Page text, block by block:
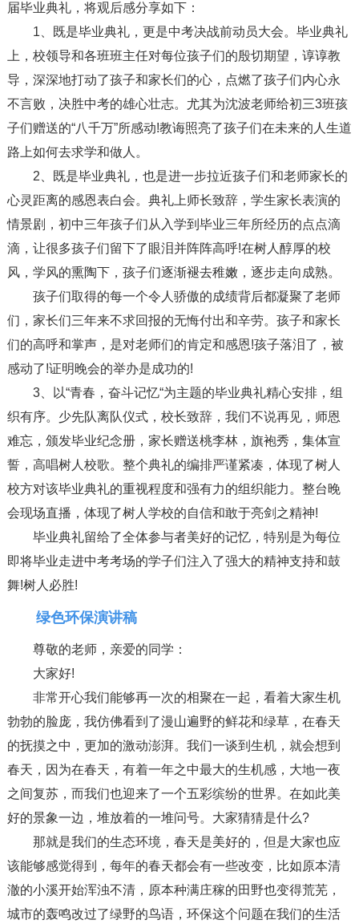
届毕业典礼，将观后感分享如下：
1、既是毕业典礼，更是中考决战前动员大会。毕业典礼
上，校领导和各班班主任对每位孩子们的殷切期望，谆谆教
导，深深地打动了孩子和家长们的心，点燃了孩子们内心永
不言败，决胜中考的雄心壮志。尤其为沈波老师给初三3班孩
子们赠送的“八千万”所感动!教诲照亮了孩子们在未来的人生道
路上如何去求学和做人。
2、既是毕业典礼，也是进一步拉近孩子们和老师家长的
心灵距离的感恩表白会。典礼上师长致辞，学生家长表演的
情景剧，初中三年孩子们从入学到毕业三年所经历的点点滴
滴，让很多孩子们留下了眼泪并阵阵高呼!在树人醇厚的校
风，学风的熏陶下，孩子们逐渐褪去稚嫩，逐步走向成熟。
孩子们取得的每一个令人骄傲的成绩背后都凝聚了老师
们，家长们三年来不求回报的无悔付出和辛劳。孩子和家长
们的高呼和掌声，是对老师们的肯定和感恩!孩子落泪了，被
感动了!证明晚会的举办是成功的!
3、以“青春，奋斗记忆“为主题的毕业典礼精心安排，组
织有序。少先队离队仪式，校长致辞，我们不说再见，师恩
难忘，颁发毕业纪念册，家长赠送桃李林，旗袍秀，集体宣
誓，高唱树人校歌。整个典礼的编排严谨紧凑，体现了树人
校方对该毕业典礼的重视程度和强有力的组织能力。整台晚
会现场直播，体现了树人学校的自信和敢于亮剑之精神!
毕业典礼留给了全体参与者美好的记忆，特别是为每位
即将毕业走进中考考场的学子们注入了强大的精神支持和鼓
舞!树人必胜!
绿色环保演讲稿
尊敬的老师，亲爱的同学：
大家好!
非常开心我们能够再一次的相聚在一起，看着大家生机
勃勃的脸庞，我仿佛看到了漫山遍野的鲜花和绿草，在春天
的抚摸之中，更加的激动澎湃。我们一谈到生机，就会想到
春天，因为在春天，有着一年之中最大的生机感，大地一夜
之间复苏，而我们也迎来了一个五彩缤纷的世界。在如此美
好的景象一边，堆放着的一堆问号。大家猜猜是什么?
那就是我们的生态环境，春天是美好的，但是大家也应
该能够感觉得到，每年的春天都会有一些改变，比如原本清
澈的小溪开始浑浊不清，原本种满庄稼的田野也变得荒芜，
城市的轰鸣改过了绿野的鸟语，环保这个问题在我们的生活